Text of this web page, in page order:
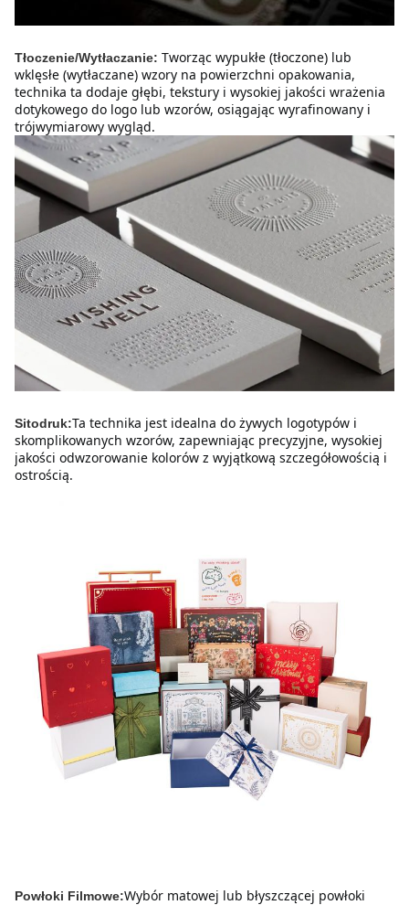
Tłoczenie/Wytłaczanie: Tworząc wypukłe (tłoczone) lub
wklęsłe (wytłaczane) wzory na powierzchni opakowania,
technika ta dodaje głębi, tekstury i wysokiej jakości wrażenia
dotykowego do logo lub wzorów, osiągając wyrafinowany i
trójwymiarowy wygląd.
Sitodruk:Ta technika jest idealna do żywych logotypów i
skomplikowanych wzorów, zapewniając precyzyjne, wysokiej
jakości odwzorowanie kolorów z wyjątkową szczegółowością i
ostrością.
Powłoki Filmowe:Wybór matowej lub błyszczącej powłoki